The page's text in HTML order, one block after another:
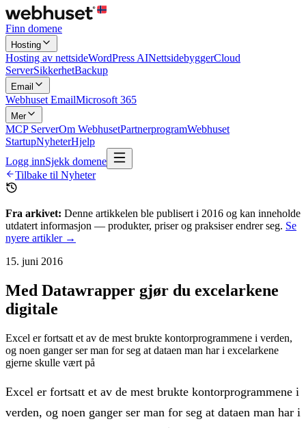
Finn domene
Hosting
Hosting av nettsideWordPress AINettsidebyggerCloud
ServerSikkerhetBackup
Email
Webhuset EmailMicrosoft 365
Mer
MCP ServerOm WebhusetPartnerprogramWebhuset
StartupNyheterHjelp
Logg innSjekk domene
Tilbake til Nyheter
Fra arkivet: Denne artikkelen ble publisert i 2016 og kan inneholde
utdatert informasjon — produkter, priser og praksiser endrer seg. Se
nyere artikler →
15. juni 2016
Med Datawrapper gjør du excelarkene
digitale
Excel er fortsatt et av de mest brukte kontorprogrammene i verden,
og noen ganger ser man for seg at dataen man har i excelarkene
gjerne skulle vært på
Excel er fortsatt et av de mest brukte kontorprogrammene i
verden, og noen ganger ser man for seg at dataen man har i